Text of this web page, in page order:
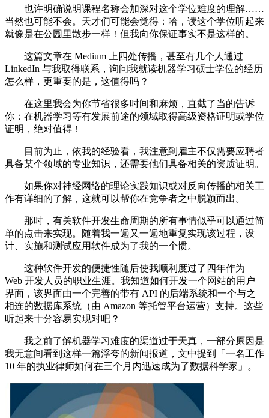
也许明确说明课程名称会加深对这个学位难度的理解……
当然也可能不会。天才们可能会觉得：哈，读这个学位听起来
就像是在公园里散步一样！但我向你保证事实不是这样的。
这篇文章在 Medium 上四处传播，甚至有几个人通过
LinkedIn 与我取得联系，询问我就读机器学习硕士学位的经历
怎么样，更重要的是，这值得吗？
在这里我会为你节省很多时间和麻烦，直截了当的告诉
你：在机器学习等有发展前途的领域取得高级资格证明或学位
证明，绝对值得！
目前为止，依我的经验看，我注意到雇主不仅需要应聘者
具备某个领域的专业知识，还需要他们具备相关的资质证明。
如果你对神经网络的理论实践知识或对反向传播的相关工
作有详细的了解，这就可以帮你在竞争者之中脱颖而出。
那时，有关软件开发生命周期的所有事情似乎可以通过简
单的点击来实现。随着我一遍又一遍地重复实现该过程，设
计、实施和测试应用软件成为了我的一个惯。
这种软件开发的便捷性随后使我顺利度过了四年作为
Web 开发人员的职业生涯。我知道如何开发一个网站的用户
界面，该界面由一个完善的带有 API 的后端系统和一个与之
相连的数据库系统（由 Amazon 等托管平台运营）支持。这些
听起来十分容易实现对吧？
我之前了解机器学习难度的渠道过于天真，一部分原因是
我无意间看到这样一篇浮夸的新闻报道，文中提到「一名工作
10 年的执业律师如何在三个月内迅速成为了数据科学家」。